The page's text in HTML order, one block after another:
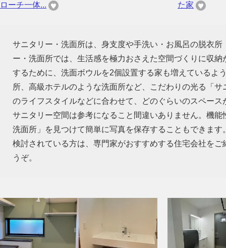
ローチ一体...
た家
サニタリー・洗面所は、身支度や手洗い・お風呂の脱衣
ー・洗面所では、生活感を極力おさえた空間づくりに収
するために、洗面ボウルを2個設置する家も増えているよ
所、高級ホテルのような洗面所など、こだわりの光る「
のライフスタイルなどに合わせて、どのぐらいのスペー
サニタリー空間は参考になること間違いありません。機
洗面所」を見つけて簡単に写真を保存することもできま
検討されている方は、専門家がおすすめする住宅会社を
うぞ。